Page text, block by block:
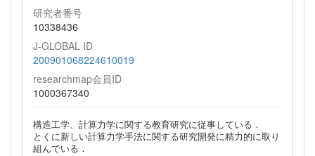
研究者番号
10338436
J-GLOBAL ID
200901068224610019
researchmap会員ID
1000367340
構造工学、計算力学に関する教育研究に従事している．
とくに新しい計算力学手法に関する研究開発に精力的に取り
組んでいる．